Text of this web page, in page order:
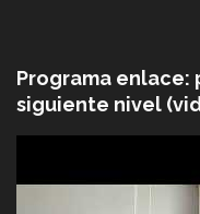
Programa enlace:
siguiente nivel